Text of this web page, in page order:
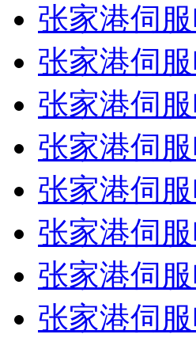
张家港伺
张家港伺
张家港伺
张家港伺
张家港伺
张家港伺
张家港伺
张家港伺